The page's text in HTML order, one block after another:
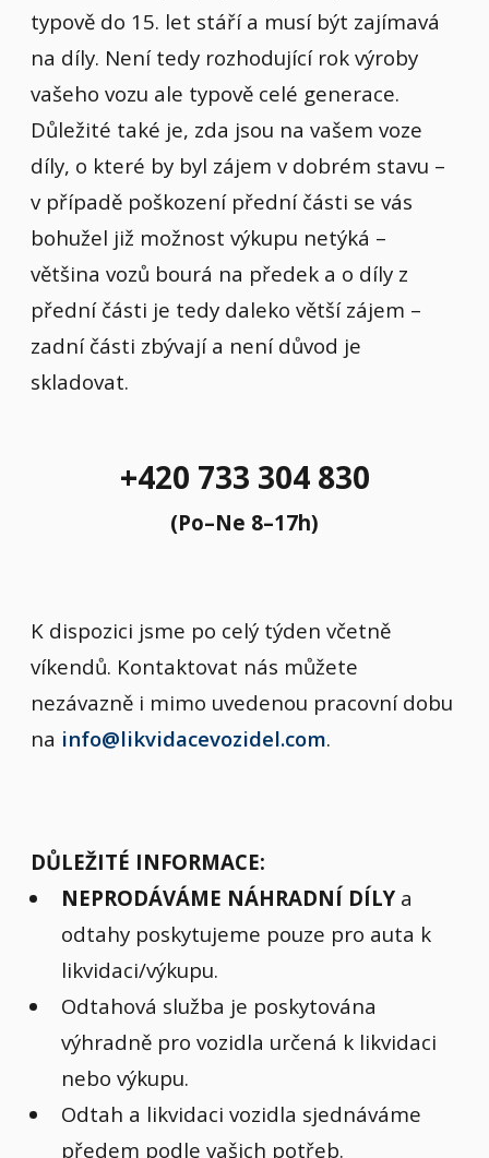
typově do 15. let stáří a musí být zajímavá
na díly. Není tedy rozhodující rok výroby
vašeho vozu ale typově celé generace.
Důležité také je, zda jsou na vašem voze
díly, o které by byl zájem v dobrém stavu –
v případě poškození přední části se vás
bohužel již možnost výkupu netýká –
většina vozů bourá na předek a o díly z
přední části je tedy daleko větší zájem –
zadní části zbývají a není důvod je
skladovat.
+420 733 304 830
(Po–Ne 8–17h)
K dispozici jsme po celý týden včetně
víkendů. Kontaktovat nás můžete
nezávazně i mimo uvedenou pracovní dobu
na info@likvidacevozidel.com.
DŮLEŽITÉ INFORMACE:
NEPRODÁVÁME NÁHRADNÍ DÍLYa
odtahy poskytujeme pouze pro auta k
likvidaci/výkupu.
Odtahová služba je poskytována
výhradně pro vozidla určená k likvidaci
nebo výkupu.
Odtah a likvidaci vozidla sjednáváme
předem podle vašich potřeb.